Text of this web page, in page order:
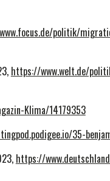
politik/
https://www.welt.de/
Klima/14179353
35-
https://